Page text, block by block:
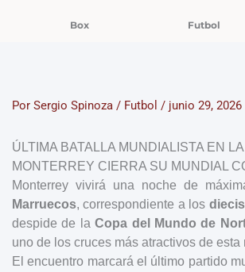
Box Futbol
Por Sergio Spinoza / Futbol / junio 29, 2026
ÚLTIMA BATALLA MUNDIALISTA EN
MONTERREY CIERRA SU MUNDIAL
Monterrey vivirá una noche de
Marruecos, correspondiente a los
despide de laCopa del Mundo de
uno de los cruces más atractivos de
El encuentro marcará el último partido